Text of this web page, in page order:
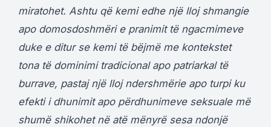
miratohet. Ashtu që kemi edhe një lloj shmangie
apo domosdoshmëri e pranimit të ngacmimeve
duke e ditur se kemi të bëjmë me kontekstet
tona të dominimi tradicional apo patriarkal të
burrave, pastaj një lloj ndershmërie apo turpi ku
efekti i dhunimit apo përdhunimeve seksuale më
shumë shikohet në atë mënyrë sesa ndonjë